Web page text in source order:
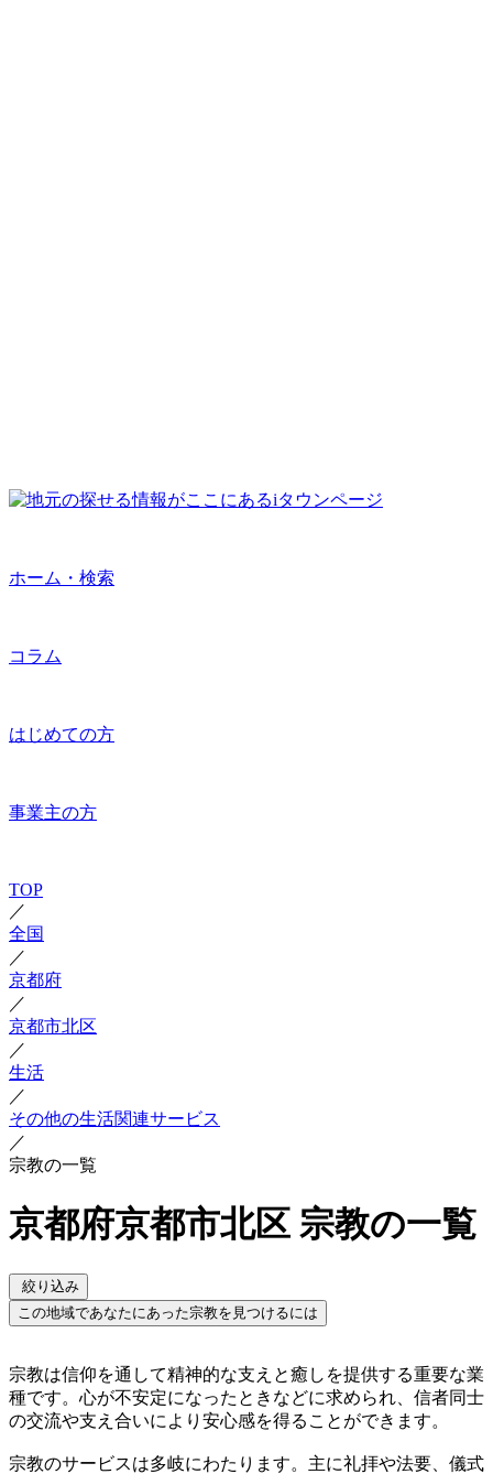
ホーム・検索
コラム
はじめての方
事業主の方
TOP
／
全国
／
京都府
／
京都市北区
／
生活
／
その他の生活関連サービス
／
宗教の一覧
京都府京都市北区 宗教の一覧
絞り込み
この地域であなたにあった宗教を見つけるには
宗教は信仰を通して精神的な支えと癒しを提供する重要な業
種です。心が不安定になったときなどに求められ、信者同士
の交流や支え合いにより安心感を得ることができます。
宗教のサービスは多岐にわたります。主に礼拝や法要、儀式